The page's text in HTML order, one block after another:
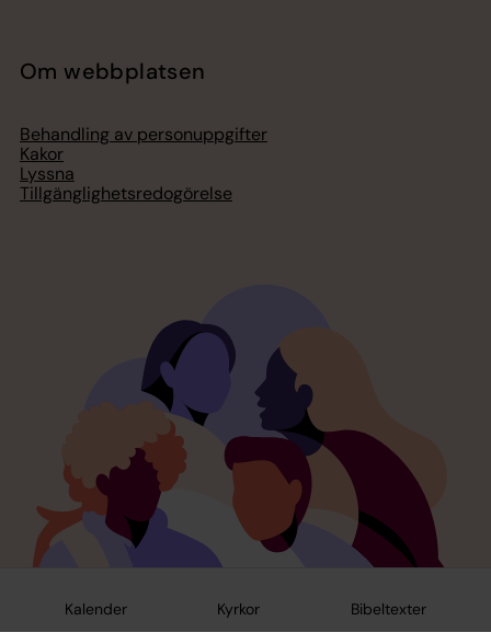
Kalender Kyrkor Bibeltexter
Om webbplatsen
Behandling av personuppgifter
Kakor
Lyssna
Tillgänglighetsredogörelse